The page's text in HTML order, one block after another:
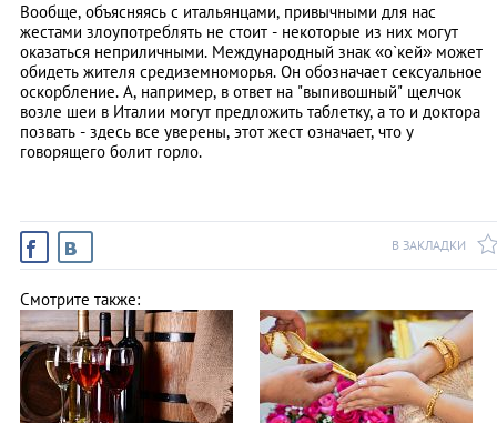
Вообще, объясняясь с итальянцами, привычными для нас
жестами злоупотреблять не стоит - некоторые из них могут
оказаться неприличными. Международный знак «о`кей» может
обидеть жителя средиземноморья. Он обозначает сексуальное
оскорбление. А, например, в ответ на "выпивошный" щелчок
возле шеи в Италии могут предложить таблетку, а то и доктора
позвать - здесь все уверены, этот жест означает, что у
говорящего болит горло.
В ЗАКЛАДКИ
Смотрите также: